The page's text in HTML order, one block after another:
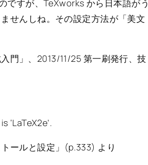
ですが、TeXworks から日本語がう
せんしね。その設定方法が「美文
門」、2013/11/25 第一刷発行、技
‘LaTeX2e’.
ールと設定」(p.333) より